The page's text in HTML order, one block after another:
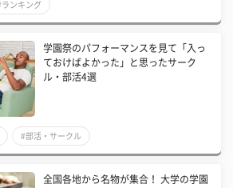
ランキング
学園祭のパフォーマンスを見て「入っ
ておけばよかった」と思ったサーク
ル・部活4選
#部活・サークル
全国各地から名物が集合！ 大学の学園